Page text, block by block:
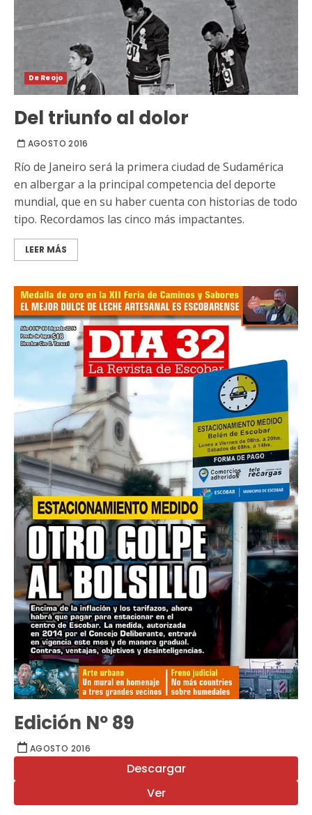
De Reojo
Del triunfo al dolor
AGOSTO 2016
Río de Janeiro será la primera ciudad de Sudamérica
en albergar a la principal competencia del deporte
mundial, que en su haber cuenta con historias de todo
tipo. Recordamos las cinco más impactantes.
LEER MÁS
Edición Nº 89
AGOSTO 2016
Descargar
Ver